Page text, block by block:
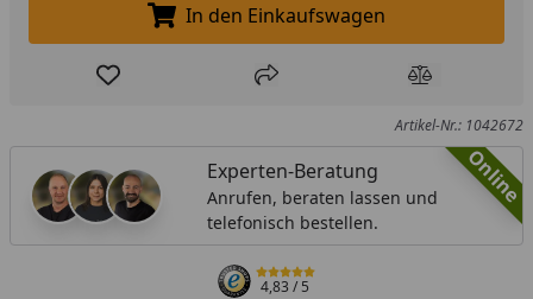
In den Einkaufswagen legen
In den Einkaufswagen
Produkt zur Wunschliste hinzufügen
Teilen Produkt
Artikel-Nr.: 1042672
Online
Experten-Beratung
Anrufen, beraten lassen und
telefonisch bestellen.
4,83/ 5